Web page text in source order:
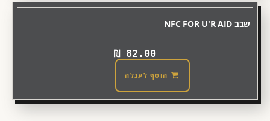
שבב NFC FOR U'R AID
82.00
₪
הוסף לעגלה